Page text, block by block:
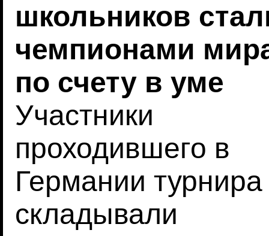
школьников
чемпионами
по счету в уме
Участники
проходившего в
Германии турнира
складывали